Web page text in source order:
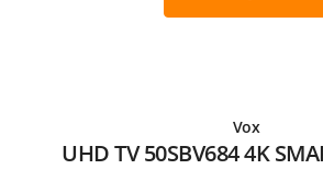
Vox
UHD TV 50SBV684 4K